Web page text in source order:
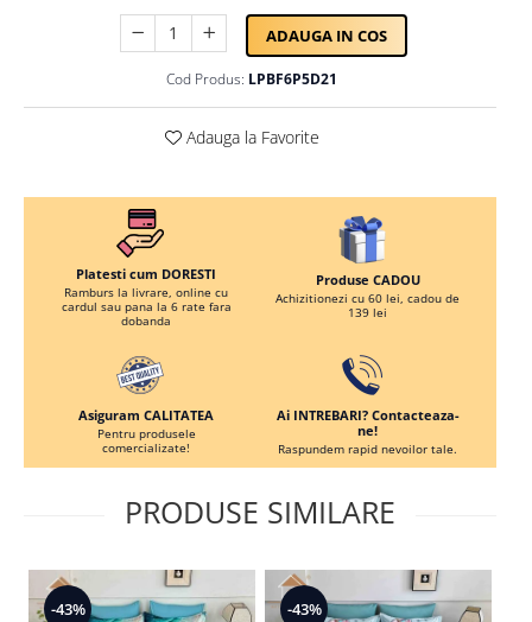
Lenjerii Damasc Egiptean King Size
Lenjerii De Pat, Finet Premium, 1
Lenjerii De Pat Damasc 1 Persoana
Lenjerii De Pat, Imprimeu 3D, 1
ADAUGA IN COS
Cod Produs: LPBF6P5D21
Adauga la Favorite
Platesti cum DORESTI
Ramburs la livrare, online cu
cardul sau pana la 6 rate fara
dobanda
Produse CADOU
Achizitionezi cu 60 lei, cadou de
139 lei
Asiguram CALITATEA
Pentru produsele
comercializate!
Ai INTREBARI? Contacteaza-
ne!
Raspundem rapid nevoilor tale.
PRODUSE SIMILARE
-43% -43%